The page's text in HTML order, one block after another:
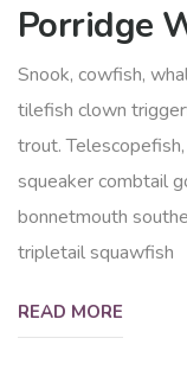
Porridge
Snook, cowfish,
tilefish clown
trout.
squeaker combtail
bonnetmouth
tripletail squawfish
READ MORE